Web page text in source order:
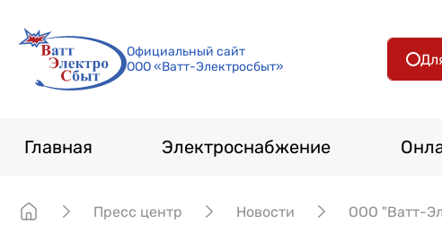
Официальный сайт
ООО «Ватт-Электросбыт»
Главная Электроснабжение
Пресс центр Новости ООО "Ватт-